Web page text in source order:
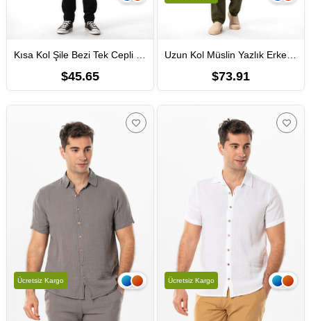
$45.65
Uzun Kol Müslin Yazlık Erkek Gömlek Vizon Vzn
$73.91
Ücretsiz Kargo Ücretsiz Kargo